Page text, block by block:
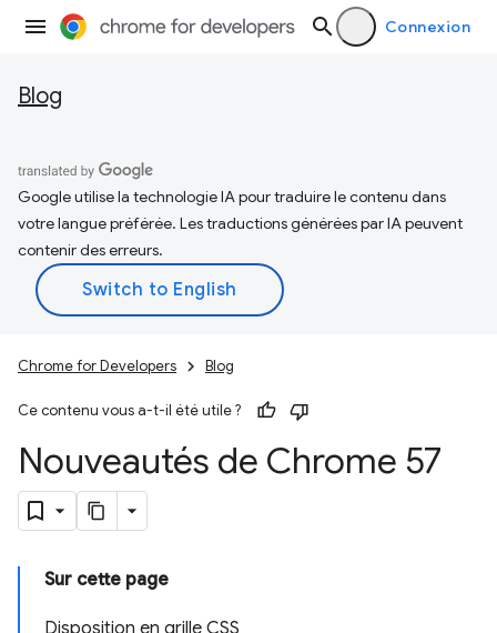
Connexion
Blog
Google utilise la technologie IA pour traduire le contenu dans
votre langue préférée. Les traductions générées par IA peuvent
contenir des erreurs.
Chrome for Developers Blog
Ce contenu vous a-t-il été utile ?
Nouveautés de Chrome 57
Sur cette page
Disposition en grille CSS